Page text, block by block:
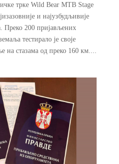
трке Wild Bear MTB Stage
и најузбудљивије
Преко 200 пријављених
тестирало је своје
на стазама од преко 160 км....